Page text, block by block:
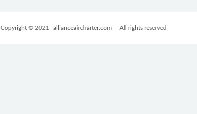
Copyright © 2021 allianceaircharter.com - All rights reserved